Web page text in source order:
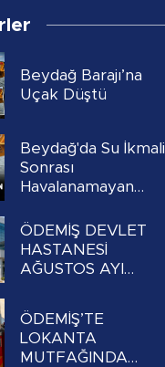
Beydağ Barajı’na
Uçak Düştü
Beydağ'da Su İkmali
Sonrası
Havalanamayan
Kurtarma
Operasyonu
ÖDEMİŞ DEVLET
HASTANESİ
AĞUSTOS AYI
POLİKLİNİK
PROGRAMI
ÖDEMİŞ’TE
LOKANTA
MUTFAĞINDA